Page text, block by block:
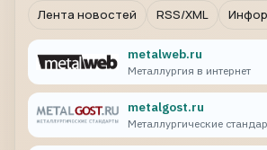
Лента новостей
RSS/XML
metalweb.ru
Металлургия в интернет
metalgost.ru
Металлургические